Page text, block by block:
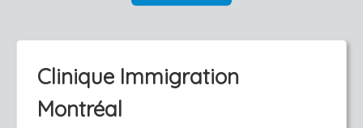
Clinique Immigration
Montréal